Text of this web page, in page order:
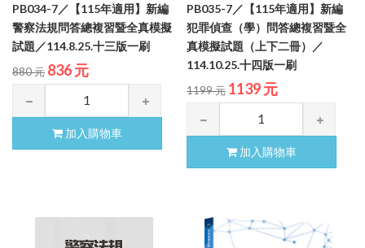
PB034-7／【115年適用】新編
警察法規問答總複習暨全真模擬
試題／114.8.25.十三版一刷
880 元 836 元
加入購物車
PB035-7／【115年適用】新編
犯罪偵查（學）問答總複習暨全
真模擬試題（上下二冊）／
114.10.25.十四版一刷
1199 元 1139 元
加入購物車